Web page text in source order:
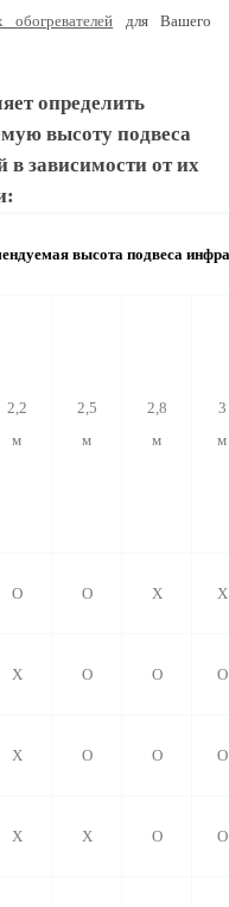
обогревателей для Вашего
определить
высоту подвеса
в зависимости от их
высота подвеса
2,2
м
2,5
м
2,8
м
3
м
O O X X
X O O O
X O O O
X X O O